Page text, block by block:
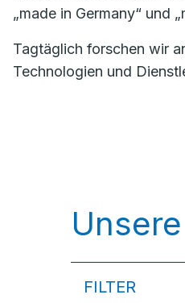
„made in Germany“ und
Tagtäglich forschen wir
Technologien und
FILTER